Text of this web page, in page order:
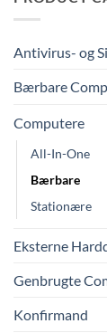
Antivirus- og
Bærbare
Computere
All-In-One
Bærbare
Stationære
Eksterne
Genbrugte
Konfirmand